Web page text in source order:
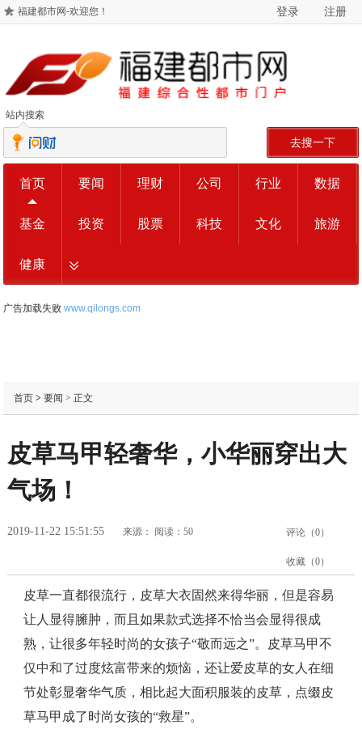
福建都市网-欢迎您！ 登录 注册
站内搜索
去搜一下
首页 要闻 理财 公司 行业 数据
基金 投资 股票 科技 文化 旅游
健康
广告加载失败www.qilongs.com
首页> 要闻 > 正文
皮草马甲轻奢华，小华丽穿出大
气场！
2019-11-22 15:51:55 来源： 阅读：50 评论（0）
收藏（0）
皮草一直都很流行，皮草大衣固然来得华丽，但是容易
让人显得臃肿，而且如果款式选择不恰当会显得很成
熟，让很多年轻时尚的女孩子“敬而远之”。皮草马甲不
仅中和了过度炫富带来的烦恼，还让爱皮草的女人在细
节处彰显奢华气质，相比起大面积服装的皮草，点缀皮
草马甲成了时尚女孩的“救星”。